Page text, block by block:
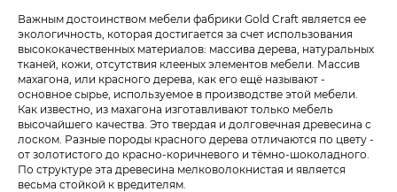
Важным достоинством мебели фабрики Gold Craft является ее
экологичность, которая достигается за счет использования
высококачественных материалов: массива дерева, натуральных
тканей, кожи, отсутствия клееных элементов мебели. Массив
махагона, или красного дерева, как его ещё называют -
основное сырье, используемое в производстве этой мебели.
Как известно, из махагона изготавливают только мебель
высочайшего качества. Это твердая и долговечная древесина с
лоском. Разные породы красного дерева отличаются по цвету -
от золотистого до красно-коричневого и тёмно-шоколадного.
По структуре эта древесина мелковолокнистая и является
весьма стойкой к вредителям.